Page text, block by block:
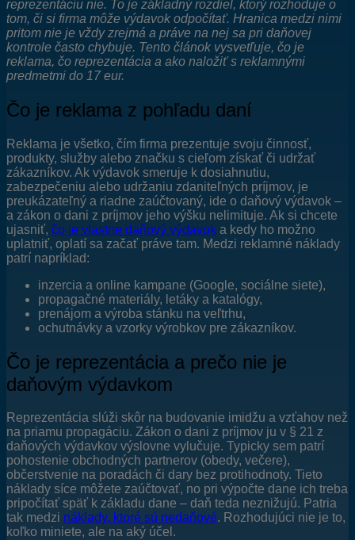
reprezentáciu nie. To je základný rozdiel, ktorý rozhoduje o
tom, či si firma môže výdavok odpočítať. Hranica medzi nimi
pritom nie je vždy zrejmá a práve na nej sa pri daňovej
kontrole často chybuje. Tento článok vysvetľuje, čo je
reklama, čo reprezentácia a ako naložiť s reklamnými
predmetmi do 17 eur.
Čo je reklama z pohľadu daní
Reklama je všetko, čím firma prezentuje svoju činnosť,
produkty, služby alebo značku s cieľom získať či udržať
zákazníkov. Ak výdavok smeruje k dosiahnutiu,
zabezpečeniu alebo udržaniu zdaniteľných príjmov, je
preukázateľný a riadne zaúčtovaný, ide o daňový výdavok –
a zákon o dani z príjmov jeho výšku nelimituje. Ak si chcete
ujasniť, čo je vlastne daňový výdavok a kedy ho možno
uplatniť, oplatí sa začať práve tam. Medzi reklamné náklady
patrí napríklad:
inzercia a online kampane (Google, sociálne siete),
propagačné materiály, letáky a katalógy,
prenájom a výroba stánku na veľtrhu,
ochutnávky a vzorky výrobkov pre zákazníkov.
Čo je reprezentácia a prečo nie je
daňovým výdavkom
Reprezentácia slúži skôr na budovanie imidžu a vzťahov než
na priamu propagáciu. Zákon o dani z príjmov ju v § 21 z
daňových výdavkov výslovne vylučuje. Typicky sem patrí
pohostenie obchodných partnerov (obedy, večere),
občerstvenie na poradách či dary bez protihodnoty. Tieto
náklady síce môžete zaúčtovať, no pri výpočte dane ich treba
pripočítať späť k základu dane – daň teda neznižujú. Patria
tak medzi náklady, ktoré sú nedaňové. Rozhodujúci nie je to,
koľko miniete, ale na aký účel.